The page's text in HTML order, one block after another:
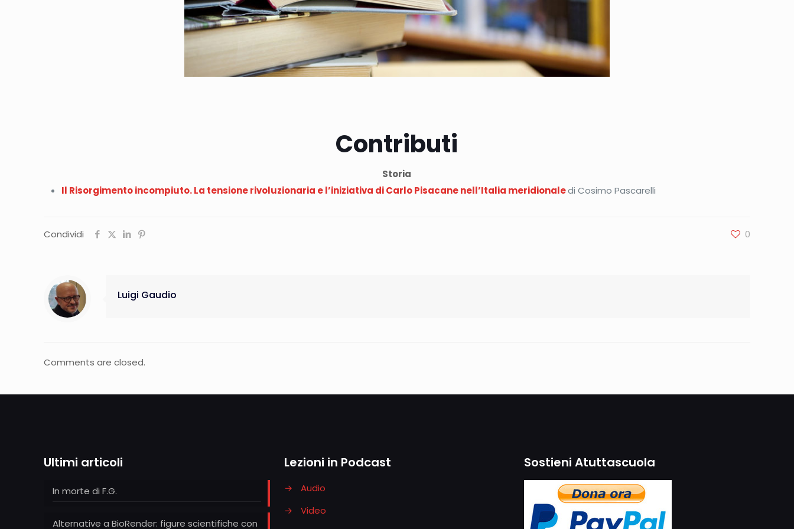
Contributi
Storia
Il Risorgimento incompiuto. La tensione rivoluzionaria e l’iniziativa di Carlo Pisacane nell’Italia meridionaledi Cosimo Pascarelli
Condividi 0
Luigi Gaudio
Comments are closed.
Ultimi articoli
In morte di F.G.
Alternative a BioRender: figure scientifiche con
Lezioni in Podcast
→
Audio
→
Video
Sostieni Atuttascuola